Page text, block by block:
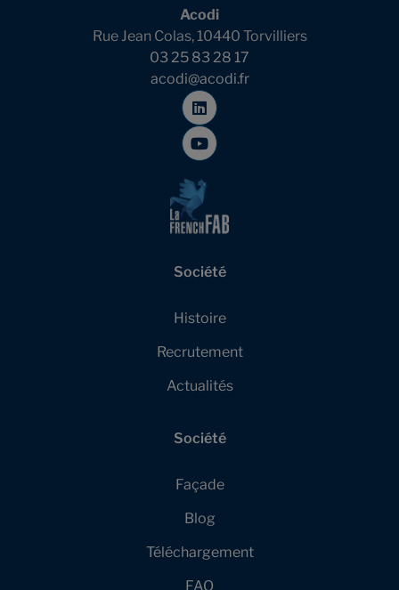
Acodi
Rue Jean Colas, 10440 Torvilliers
03 25 83 28 17
acodi@acodi.fr
Société
Histoire
Recrutement
Actualités
Société
Façade
Blog
Téléchargement
FAQ